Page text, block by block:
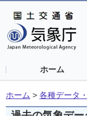
ホーム
ホーム > 各種データ